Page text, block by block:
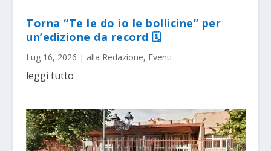
Torna “Te le do io le bollicine” per
un’edizione da record 🗓
Lug 16, 2026 | alla Redazione, Eventi
leggi tutto